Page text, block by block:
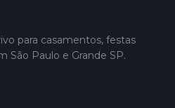
para casamentos, festas
São Paulo e Grande SP.